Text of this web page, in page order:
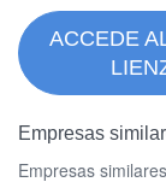
ACCEDE
Empresas
Empresas